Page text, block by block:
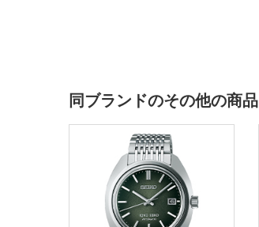
同ブランドのその他の商品